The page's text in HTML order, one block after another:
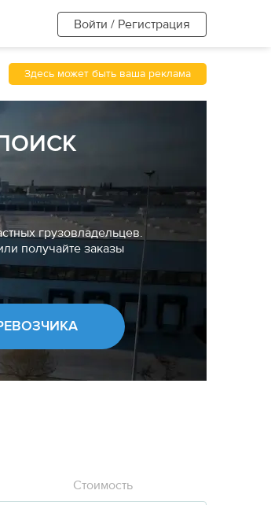
Войти / Регистрация
Здесь может быть ваша реклама
грузовладельцев.
получайте заказы
Стоимость